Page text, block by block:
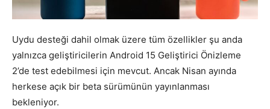
Uydu desteği dahil olmak üzere tüm özellikler şu anda
yalnızca geliştiricilerin Android 15 Geliştirici Önizleme
2’de test edebilmesi için mevcut. Ancak Nisan ayında
herkese açık bir beta sürümünün yayınlanması
bekleniyor.